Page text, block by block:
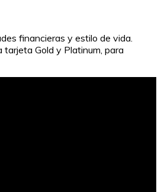
financieras y estilo de vida.
Gold y Platinum, para